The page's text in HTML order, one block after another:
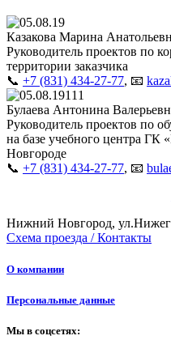
Казакова Марина
Руководитель проектов по
территории заказчика
📞 +7 (831) 434-27-77, 📧
Булаева Антонина
Руководитель проектов по
на базе учебного центра
Новгороде
📞 +7 (831) 434-27-77, 📧
Нижний Новгород,
Схема проезда / Контакты
О компании
Персональные данные
Мы в соцсетях: